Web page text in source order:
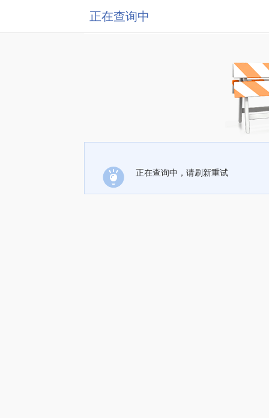
正在查询中
正在查询中，请刷新重试